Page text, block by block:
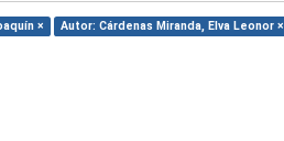
× Autor: Cárdenas Miranda, Elva Leonor ×